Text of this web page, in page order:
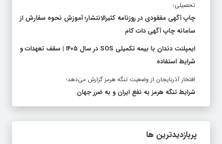
تحصیلی؛
چاپ آگهی مفقودی در روزنامه کثیرالانتشار؛ آموزش نحوه سفارش از
سامانه چاپ آگهی دات کام
ایمپلنت دندان با بیمه تکمیلی SOS در سال ۱۴۰۵ | سقف تعهدات و
شرایط استفاده
افتخار آذربایجان از وضعیت تنگه هرمز گزارش می‌دهد؛
شرایط تنگه هرمز به نفع ایران و به ضرر جهان
پربازدیدترین ها